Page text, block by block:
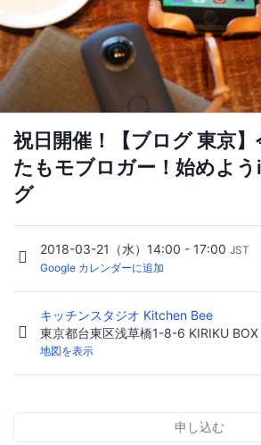
祝日開催！【ブログ 東京
たもモブロガー！始めよ
グ
2018-03-21（水）14:00 - 17:00 JST
Google カレンダーに追加
キッチンスタジオ Kitchen Bee
東京都台東区浅草橋1-8-6 KIRIKU
地図を表示
申し込む